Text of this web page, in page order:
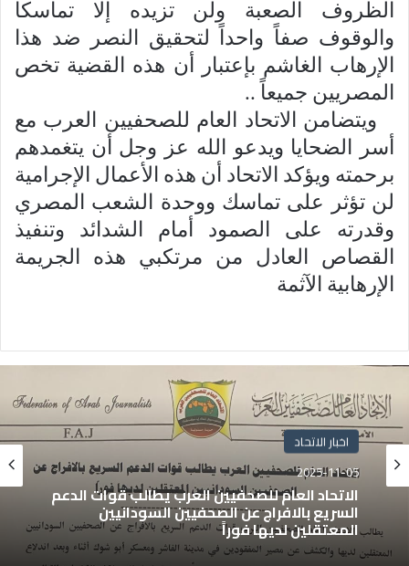
الظروف الصعبة ولن تزيده إلا تماسكا
والوقوف صفاً واحداً لتحقيق النصر ضد هذا
الإرهاب الغاشم بإعتبار أن هذه القضية تخص
المصريين جميعاً ..
ويتضامن الاتحاد العام للصحفيين العرب مع
أسر الضحايا ويدعو الله عز وجل أن يتغمدهم
برحمته ويؤكد الاتحاد أن هذه الأعمال الإجرامية
لن تؤثر على تماسك ووحدة الشعب المصري
وقدرته على الصمود أمام الشدائد وتنفيذ
القصاص العادل من مرتكبي هذه الجريمة
الإرهابية الآثمة
اخبار الاتحاد
2025-11-05
الاتحاد العام للصحفيين العرب يطالب قوات الدعم
السريع بالافراج عن الصحفيين السودانيين
المعتقلين لديها فوراً